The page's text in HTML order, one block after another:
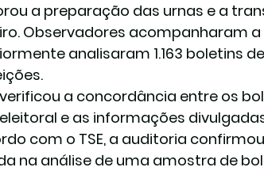
a preparação das urnas e a
Observadores acompanharam
analisaram 1.163 boletins
verificou a concordância entre os
e as informações
com o TSE, a auditoria
na análise de uma amostra de